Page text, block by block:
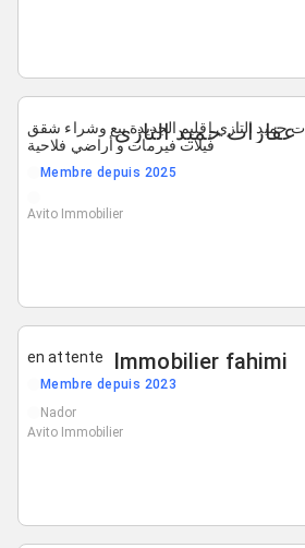
عقارات حميد التازيمرحبا بكم في قناة عقارات حميد التازي إقليم الجديدة بيع وشراء شقق
فيلات فيرمات و أراضي فلاحية
Membre depuis 2025
Avito Immobilier
lmmobilier fahimi
en attente
Membre depuis 2023
Nador
Avito Immobilier